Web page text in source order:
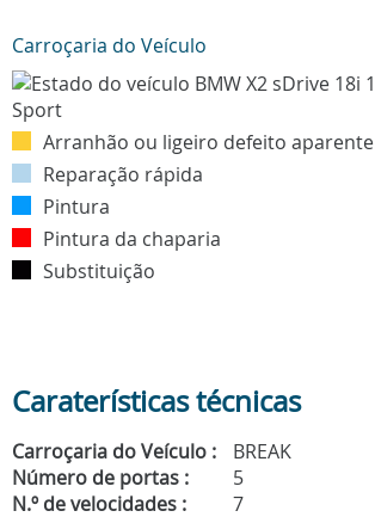
Carroçaria do Veículo
Arranhão ou ligeiro defeito aparente
Reparação rápida
Pintura
Pintura da chaparia
Substituição
Caraterísticas técnicas
Carroçaria do Veículo :
BREAK
Número de portas :
5
N.º de velocidades :
7